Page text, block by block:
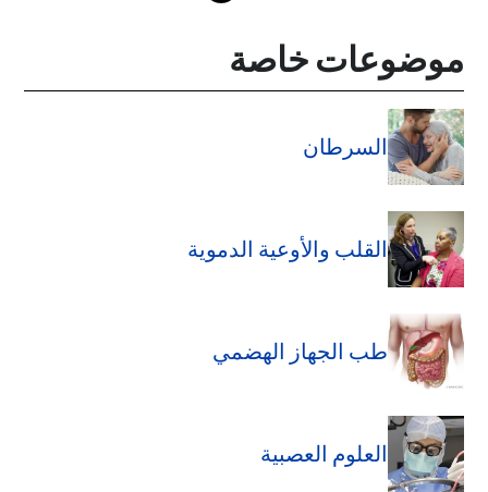
موضوعات خاصة
السرطان
القلب والأوعية الدموية
طب الجهاز الهضمي
العلوم العصبية